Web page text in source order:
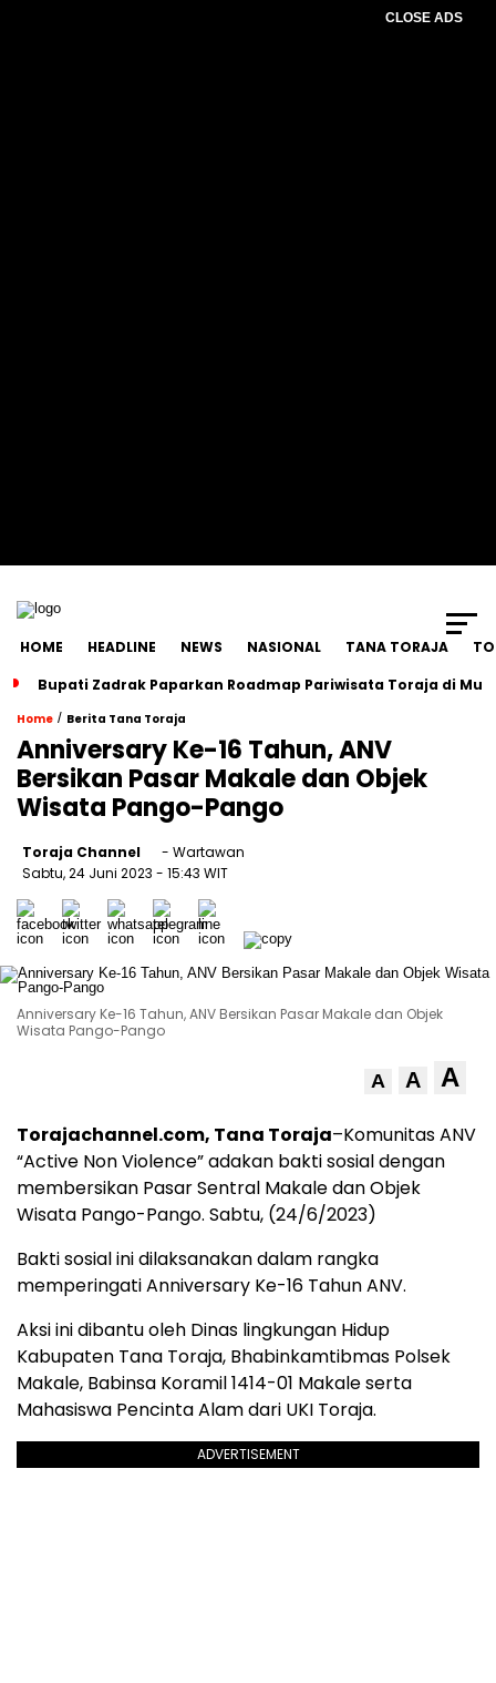
CLOSE ADS
HOME HEADLINE NEWS NASIONAL TANA TORAJA
Bupati Zadrak Paparkan Roadmap Pariwisata Toraja di
Home / Berita Tana Toraja
Anniversary Ke-16 Tahun, ANV
Bersikan Pasar Makale dan Objek
Wisata Pango-Pango
Toraja Channel
- Wartawan
Sabtu, 24 Juni 2023 - 15:43 WIT
Anniversary Ke-16 Tahun, ANV Bersikan Pasar Makale dan Objek
Wisata Pango-Pango
A A A
Torajachannel.com, Tana Toraja–Komunitas ANV
“Active Non Violence” adakan bakti sosial dengan
membersikan Pasar Sentral Makale dan Objek
Wisata Pango-Pango. Sabtu, (24/6/2023)
Bakti sosial ini dilaksanakan dalam rangka
memperingati Anniversary Ke-16 Tahun ANV.
Aksi ini dibantu oleh Dinas lingkungan Hidup
Kabupaten Tana Toraja, Bhabinkamtibmas Polsek
Makale, Babinsa Koramil 1414-01 Makale serta
Mahasiswa Pencinta Alam dari UKI Toraja.
ADVERTISEMENT